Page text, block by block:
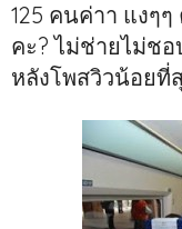
125 คนค่าา แงๆ
คะ? ไม่ช่ายไม่ช
หลังโพสวิวน้อยที่